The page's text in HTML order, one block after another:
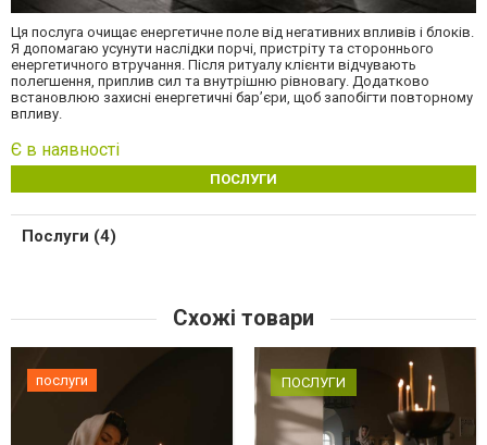
Ця послуга очищає енергетичне поле від негативних впливів і блоків.
Я допомагаю усунути наслідки порчі, пристріту та стороннього
енергетичного втручання. Після ритуалу клієнти відчувають
полегшення, приплив сил та внутрішню рівновагу. Додатково
встановлюю захисні енергетичні бар’єри, щоб запобігти повторному
впливу.
Є в наявності
ПОСЛУГИ
Послуги (4)
Схожі товари
послуги ПОСЛУГИ